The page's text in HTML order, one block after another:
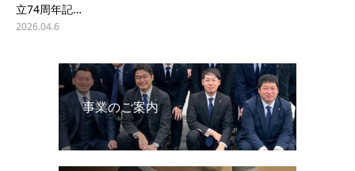
立74周年記…
2026.04.6
事業のご案内